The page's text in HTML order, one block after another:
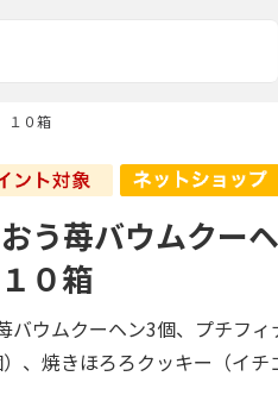
１０箱
う苺バウムクー
０箱
ウムクーヘン3個、プチフィ
、焼きほろろクッキー（イチ